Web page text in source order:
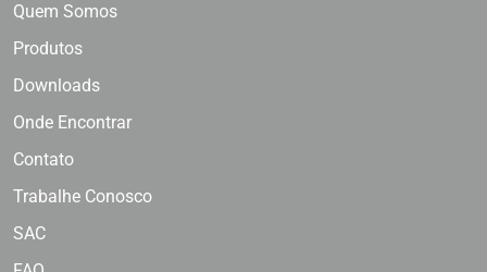
Quem Somos
Produtos
Downloads
Onde Encontrar
Contato
Trabalhe Conosco
SAC